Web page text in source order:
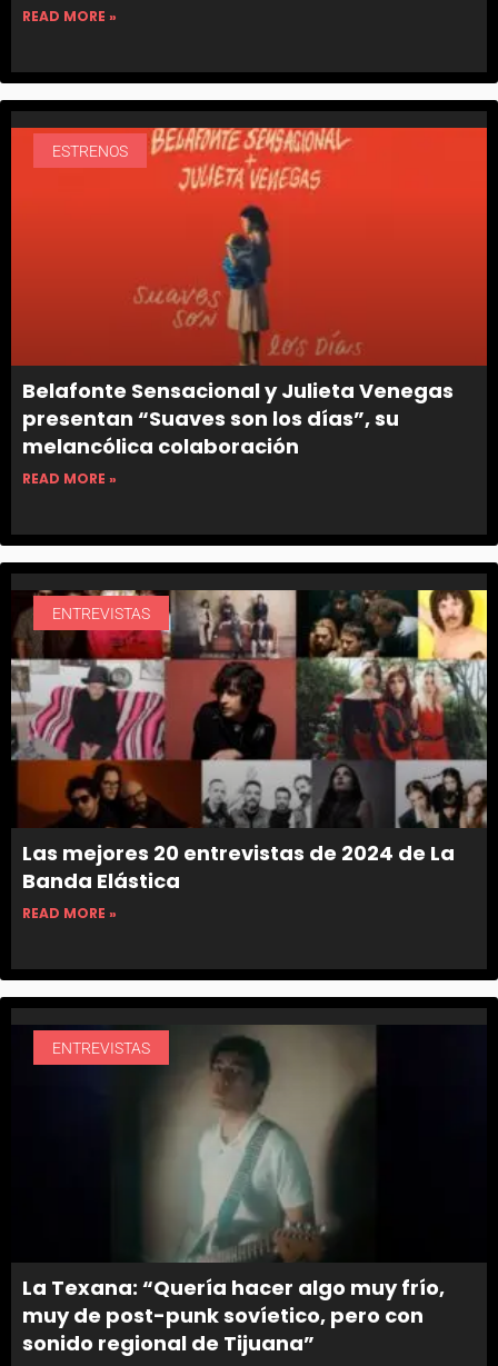
READ MORE »
ESTRENOS
Belafonte Sensacional y Julieta Venegas
presentan “Suaves son los días”, su
melancólica colaboración
READ MORE »
ENTREVISTAS
Las mejores 20 entrevistas de 2024 de La
Banda Elástica
READ MORE »
ENTREVISTAS
La Texana: “Quería hacer algo muy frío,
muy de post-punk sovíetico, pero con
sonido regional de Tijuana”